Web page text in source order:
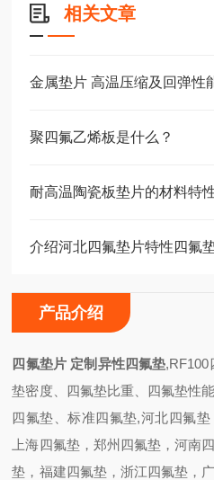
相关文章
金属垫片 高温压缩及回弹性
聚四氟乙烯板是什么？
耐高温陶瓷板垫片的材料特
介绍河北四氟垫片特性四氟
产品介绍
四氟垫片 定制异性四氟垫,RF100
垫密度、四氟垫比重、四氟垫性
四氟垫、标准四氟垫,河北四氟
上海四氟垫，郑州四氟垫，河南
垫，福建四氟垫，浙江四氟垫，